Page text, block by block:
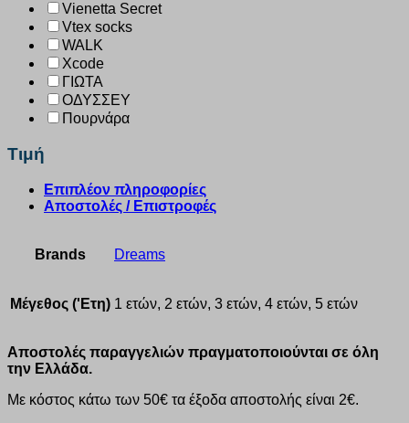
Vienetta Secret
Vtex socks
WALK
Xcode
ΓΙΩΤΑ
ΟΔΥΣΣΕΥ
Πουρνάρα
Τιμή
Επιπλέον πληροφορίες
Αποστολές / Επιστροφές
Brands Dreams
Μέγεθος ('Ετη) 1 ετών, 2 ετών, 3 ετών, 4 ετών, 5 ετών
Αποστολές παραγγελιών πραγματοποιούνται σε όλη
την Ελλάδα.
Με κόστος κάτω των 50€ τα έξοδα αποστολής είναι 2€.